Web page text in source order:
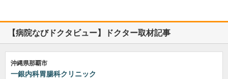
【病院なびドクタビュー】ドクター取材記事
沖縄県那覇市
一銀内科胃腸科クリニック